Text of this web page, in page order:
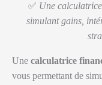
✅ Une
simulant gains,
Une calculatrice
vous permettant de